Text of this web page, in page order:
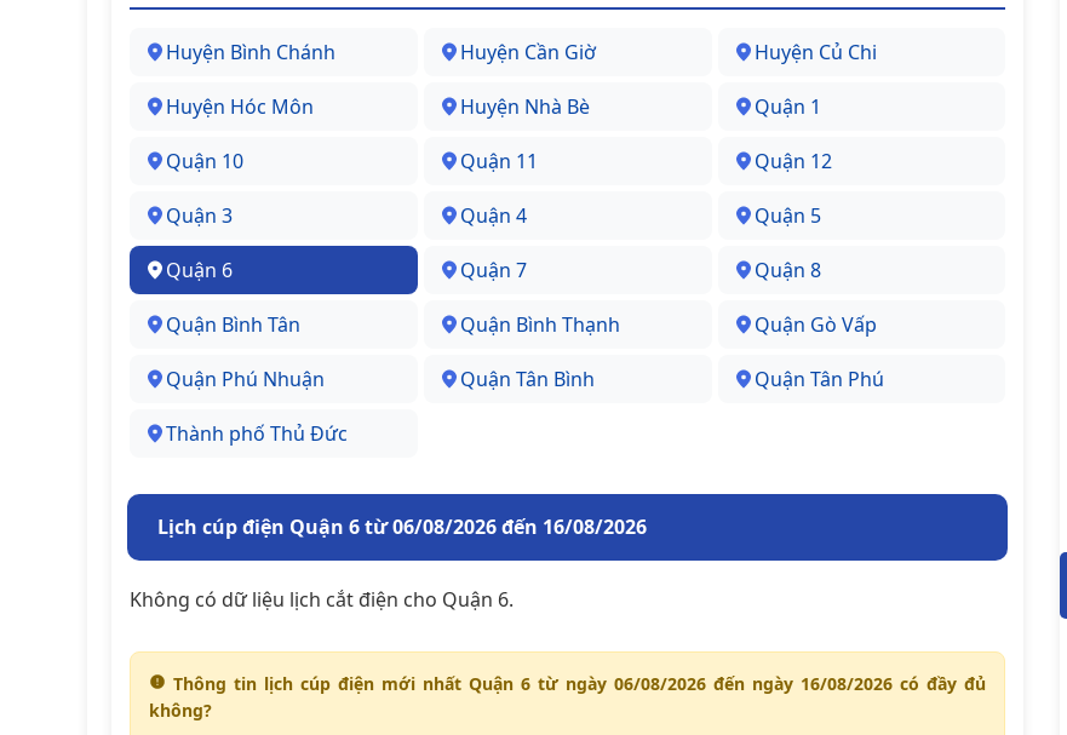
Huyện Bình Chánh Huyện Cần Giờ Huyện Củ Chi
Huyện Hóc Môn Huyện Nhà Bè Quận 1
Quận 10 Quận 11 Quận 12
Quận 3 Quận 4 Quận 5
Quận 6 Quận 7 Quận 8
Quận Bình Tân Quận Bình Thạnh Quận Gò Vấp
Quận Phú Nhuận Quận Tân Bình Quận Tân Phú
Thành phố Thủ Đức
Lịch cúp điện Quận 6 từ 06/08/2026 đến 16/08/2026
Không có dữ liệu lịch cắt điện cho Quận 6.
Thông tin lịch cúp điện mới nhất Quận 6 từ ngày 06/08/2026 đến ngày 16/08/2026 có đầy đủ
không?